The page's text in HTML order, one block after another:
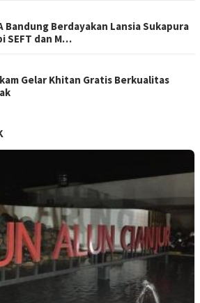
Bandung Berdayakan Lansia Sukapura
SEFT dan M…
Gelar Khitan Gratis Berkualitas